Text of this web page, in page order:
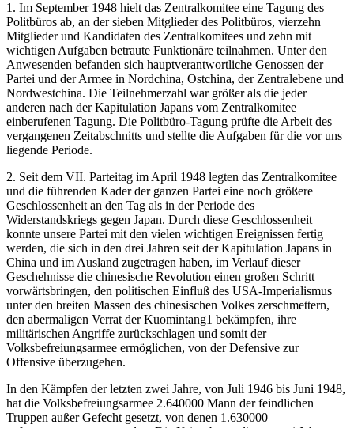
1. Im September 1948 hielt das Zentralkomitee eine Tagung des
Politbüros ab, an der sieben Mitglieder des Politbüros, vierzehn
Mitglieder und Kandidaten des Zentralkomitees und zehn mit
wichtigen Aufgaben betraute Funktionäre teilnahmen. Unter den
Anwesenden befanden sich hauptverantwortliche Genossen der
Partei und der Armee in Nordchina, Ostchina, der Zentralebene und
Nordwestchina. Die Teilnehmerzahl war größer als die jeder
anderen nach der Kapitulation Japans vom Zentralkomitee
einberufenen Tagung. Die Politbüro-Tagung prüfte die Arbeit des
vergangenen Zeitabschnitts und stellte die Aufgaben für die vor uns
liegende Periode.
2. Seit dem VII. Parteitag im April 1948 legten das Zentralkomitee
und die führenden Kader der ganzen Partei eine noch größere
Geschlossenheit an den Tag als in der Periode des
Widerstandskriegs gegen Japan. Durch diese Geschlossenheit
konnte unsere Partei mit den vielen wichtigen Ereignissen fertig
werden, die sich in den drei Jahren seit der Kapitulation Japans in
China und im Ausland zugetragen haben, im Verlauf dieser
Geschehnisse die chinesische Revolution einen großen Schritt
vorwärtsbringen, den politischen Einfluß des USA-Imperialismus
unter den breiten Massen des chinesischen Volkes zerschmettern,
den abermaligen Verrat der Kuomintang1 bekämpfen, ihre
militärischen Angriffe zurückschlagen und somit der
Volksbefreiungsarmee ermöglichen, von der Defensive zur
Offensive überzugehen.
In den Kämpfen der letzten zwei Jahre, von Juli 1946 bis Juni 1948,
hat die Volksbefreiungsarmee 2.640000 Mann der feindlichen
Truppen außer Gefecht gesetzt, von denen 1.630000